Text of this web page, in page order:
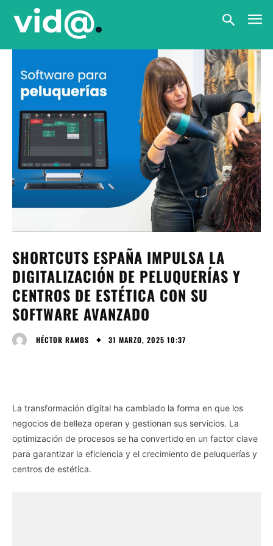
SHORTCUTS ESPAÑA IMPULSA LA
DIGITALIZACIÓN DE PELUQUERÍAS Y
CENTROS DE ESTÉTICA CON SU
SOFTWARE AVANZADO
HÉCTOR RAMOS 31 MARZO, 2025 10:37
La transformación digital ha cambiado la forma en que los
negocios de belleza operan y gestionan sus servicios. La
optimización de procesos se ha convertido en un factor clave
para garantizar la eficiencia y el crecimiento de peluquerías y
centros de estética.